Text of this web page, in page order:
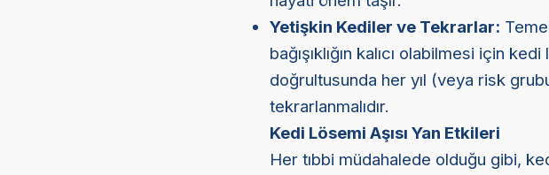
Yetişkin Kediler ve Tekrarlar:
bağışıklığın kalıcı olabilmesi için
doğrultusunda her yıl (veya risk
tekrarlanmalıdır.
Kedi Lösemi Aşısı Yan Etkileri
Her tıbbi müdahalede olduğu gibi,